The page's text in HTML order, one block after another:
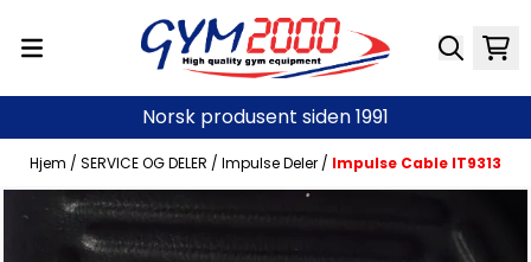
Norsk produsent siden 1991
Hjem / SERVICE OG DELER / Impulse Deler / Impulse Cable IT9313